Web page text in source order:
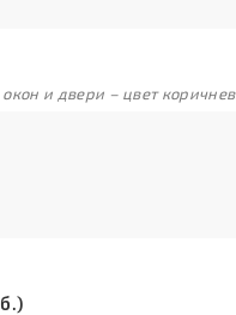
и двери – цвет